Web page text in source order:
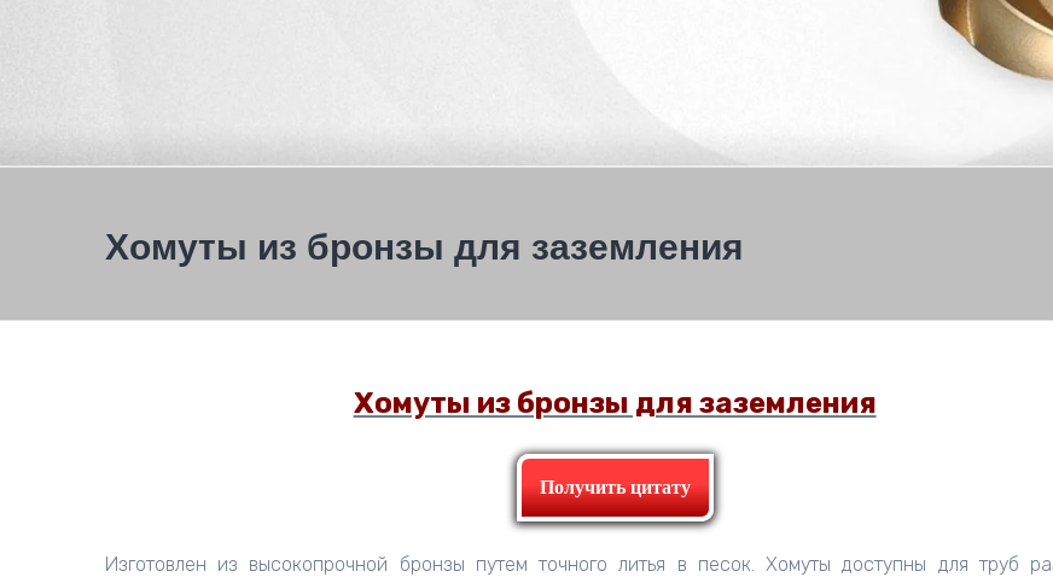
Хомуты из бронзы для заземления
Хомуты из бронзы для заземления
Получить цитату
Изготовлен из высокопрочной бронзы путем точного литья в песок. Хомуты доступны для труб